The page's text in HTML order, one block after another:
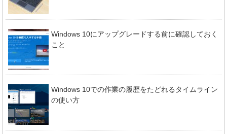
Windows 10にアップグレードする前に確認しておく
こと
Windows 10での作業の履歴をたどれるタイムライン
の使い方